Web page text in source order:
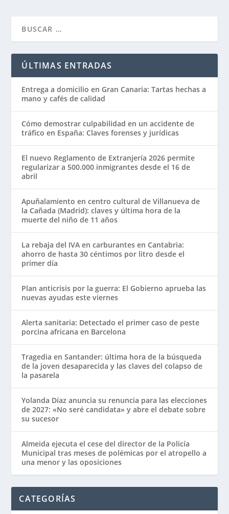
ÚLTIMAS ENTRADAS
Entrega a domicilio en Gran Canaria: Tartas hechas a
mano y cafés de calidad
Cómo demostrar culpabilidad en un accidente de
tráfico en España: Claves forenses y jurídicas
El nuevo Reglamento de Extranjería 2026 permite
regularizar a 500.000 inmigrantes desde el 16 de
abril
Apuñalamiento en centro cultural de Villanueva de
la Cañada (Madrid): claves y última hora de la
muerte del niño de 11 años
La rebaja del IVA en carburantes en Cantabria:
ahorro de hasta 30 céntimos por litro desde el
primer día
Plan anticrisis por la guerra: El Gobierno aprueba las
nuevas ayudas este viernes
Alerta sanitaria: Detectado el primer caso de peste
porcina africana en Barcelona
Tragedia en Santander: última hora de la búsqueda
de la joven desaparecida y las claves del colapso de
la pasarela
Yolanda Díaz anuncia su renuncia para las elecciones
de 2027: «No seré candidata» y abre el debate sobre
su sucesor
Almeida ejecuta el cese del director de la Policía
Municipal tras meses de polémicas por el atropello a
una menor y las oposiciones
CATEGORÍAS